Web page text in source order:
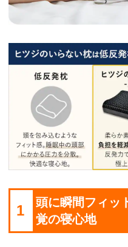
1
頭に瞬間フィッ
覚の寝心地